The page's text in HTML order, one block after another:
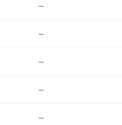
--
--
--
--
--